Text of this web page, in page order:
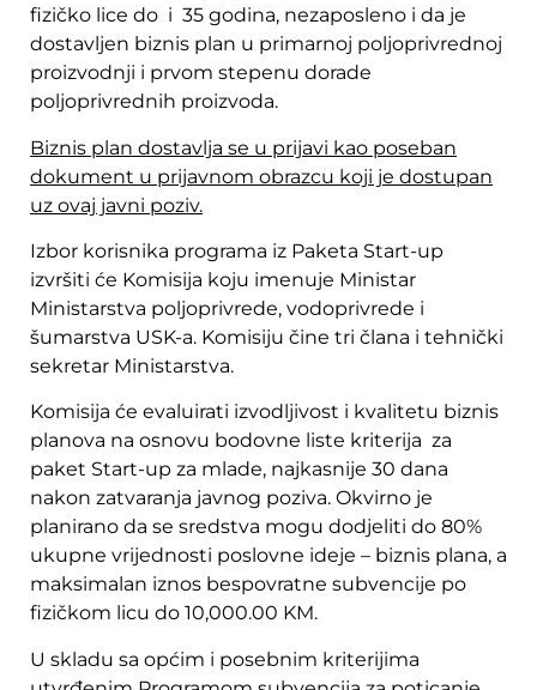
fizičko lice do i 35 godina, nezaposleno i da je
dostavljen biznis plan u primarnoj poljoprivrednoj
proizvodnji i prvom stepenu dorade
poljoprivrednih proizvoda.
Biznis plan dostavlja se u prijavi kao poseban
dokument u prijavnom obrazcu koji je dostupan
uz ovaj javni poziv.
Izbor korisnika programa iz Paketa Start-up
izvršiti će Komisija koju imenuje Ministar
Ministarstva poljoprivrede, vodoprivrede i
šumarstva USK-a. Komisiju čine tri člana i tehnički
sekretar Ministarstva.
Komisija će evaluirati izvodljivost i kvalitetu biznis
planova na osnovu bodovne liste kriterija za
paket Start-up za mlade, najkasnije 30 dana
nakon zatvaranja javnog poziva. Okvirno je
planirano da se sredstva mogu dodjeliti do 80%
ukupne vrijednosti poslovne ideje – biznis plana, a
maksimalan iznos bespovratne subvencije po
fizičkom licu do 10,000.00 KM.
U skladu sa općim i posebnim kriterijima